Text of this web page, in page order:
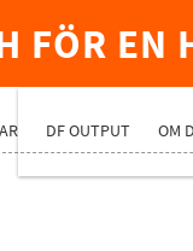
FÖR EN
DF OUTPUT OM